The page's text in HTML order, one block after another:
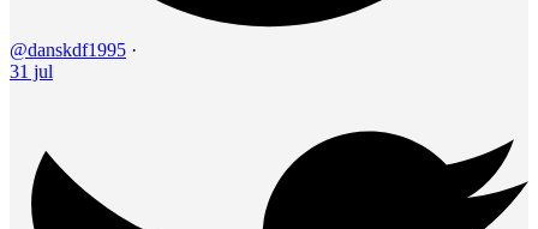
@danskdf1995 ·
31 jul